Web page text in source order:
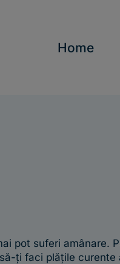
Home
pot suferi amânare.
ți faci plățile curente